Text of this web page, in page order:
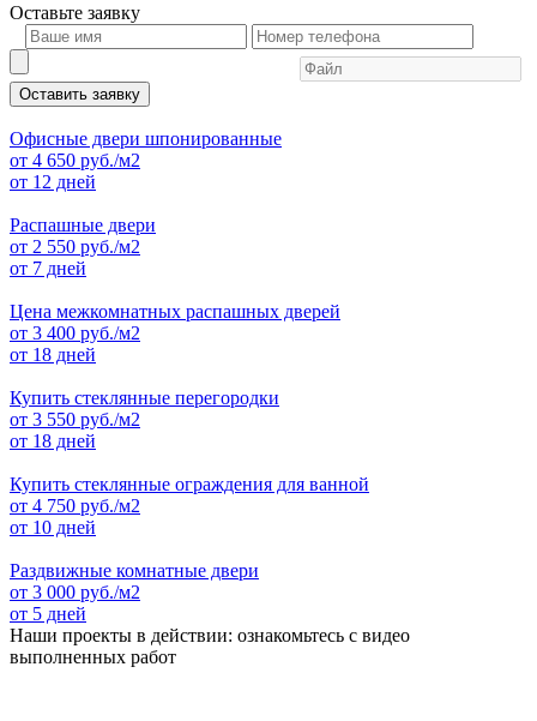
Оставьте заявку
Оставить заявку
Офисные двери шпонированные
от 4 650 руб./м2
от 12 дней
Распашные двери
от 2 550 руб./м2
от 7 дней
Цена межкомнатных распашных дверей
от 3 400 руб./м2
от 18 дней
Купить стеклянные перегородки
от 3 550 руб./м2
от 18 дней
Купить стеклянные ограждения для ванной
от 4 750 руб./м2
от 10 дней
Раздвижные комнатные двери
от 3 000 руб./м2
от 5 дней
Наши проекты в действии: ознакомьтесь с видео
выполненных работ